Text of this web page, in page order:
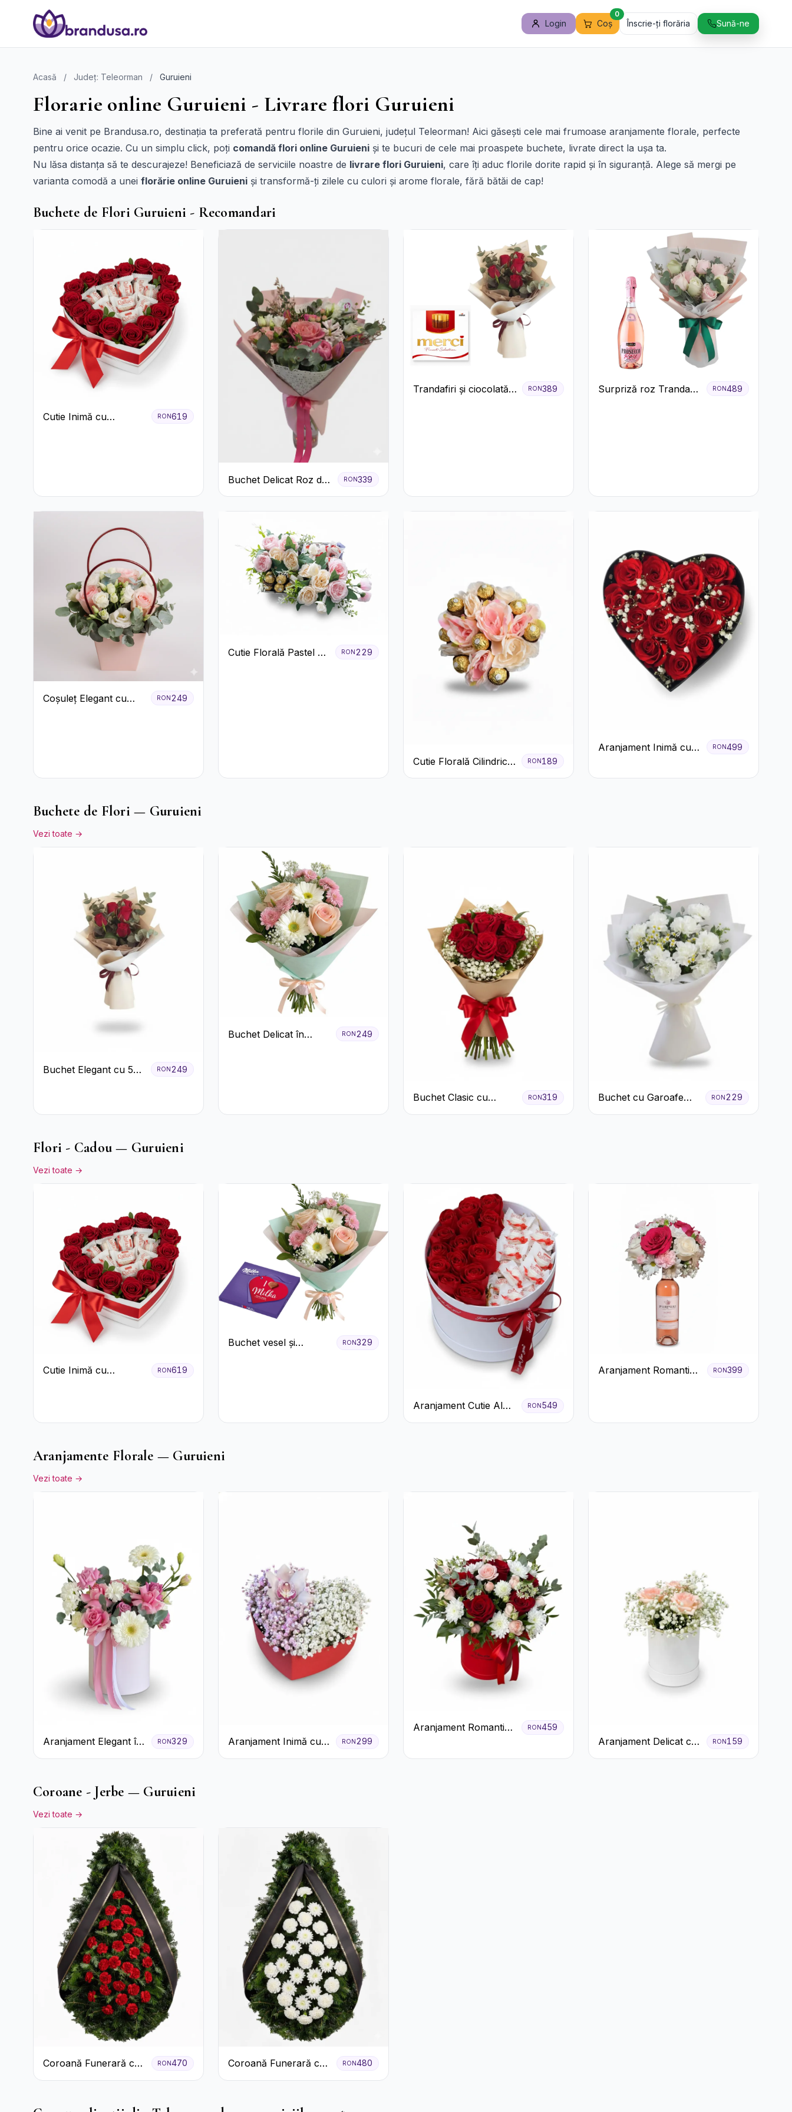
Login Coș
0
Înscrie-ți florăria Sună-ne
Acasă / Județ: Teleorman / Guruieni
Florarie online Guruieni - Livrare flori Guruieni
Bine ai venit pe Brandusa.ro, destinația ta preferată pentru florile din Guruieni, județul Teleorman! Aici găsești cele mai frumoase aranjamente florale, perfecte
pentru orice ocazie. Cu un simplu click, poți comandă flori online Guruieni și te bucuri de cele mai proaspete buchete, livrate direct la ușa ta.
Nu lăsa distanța să te descurajeze! Beneficiază de serviciile noastre de livrare flori Guruieni, care îți aduc florile dorite rapid și în siguranță. Alege să mergi pe
varianta comodă a unei florărie online Guruieni și transformă-ți zilele cu culori și arome florale, fără bătăi de cap!
Buchete de Flori Guruieni - Recomandari
Cutie Inimă cu
RON619
Buchet Delicat Roz de
primăvară
RON339
Trandafiri și ciocolată
RON389
Surpriză roz Trandafiri
RON489
Coșuleț Elegant cu
RON249
Cutie Florală Pastel cu
RON229
Cutie Florală Cilindrică
cu Ferrero Rocher și
RON 189
Aranjament Inimă cu
Floarea Miresei
RON499
Buchete de Flori — Guruieni
Vezi toate →
Buchet Elegant cu 5
RON 249
Buchet Delicat în
RON 249
Buchet Clasic cu
Trandafiri Roșii și
RON319
Buchet cu Garoafe
Albe
RON229
Flori - Cadou — Guruieni
Vezi toate →
Cutie Inimă cu
RON619
Buchet vesel și
RON329
Aranjament Cutie Albă
cu Trandafiri Roșii și
RON549
Aranjament Romantic
RON399
Aranjamente Florale — Guruieni
Vezi toate →
Aranjament Elegant în
Cutie Roz cu Trandafiri
RON329
Aranjament Inimă cu
Orhidee și Floarea
RON299
Aranjament Romantic
Trandafiri și
RON459
Aranjament Delicat cu
3 Trandafiri Roz în
RON159
Coroane - Jerbe — Guruieni
Vezi toate →
Coroană Funerară cu
Garoafe
RON470
Coroană Funerară cu
Garoafe Albe și
RON480